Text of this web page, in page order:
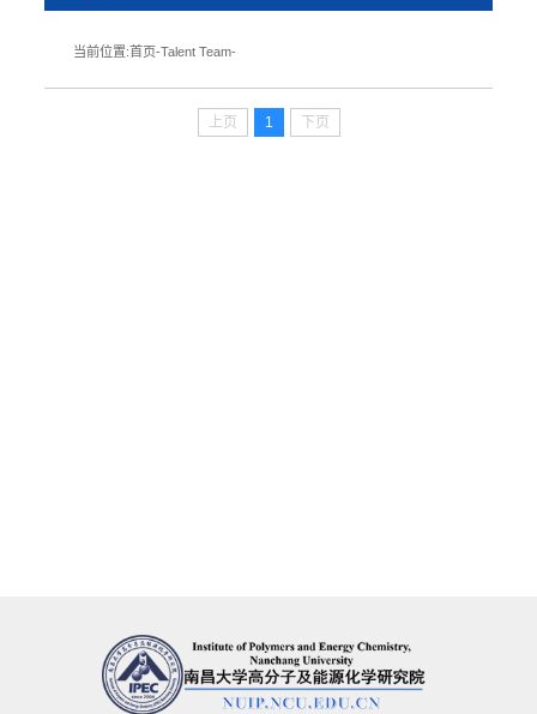
当前位置:首页-Talent Team-
上页 1 下页